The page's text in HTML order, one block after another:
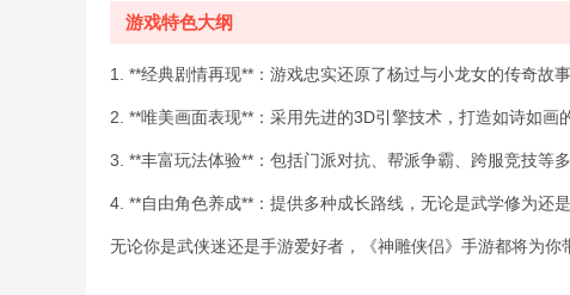
游戏特色大纲
1. **经典剧情再现**：游戏忠实还原了杨过与小龙女的传奇故
2. **唯美画面表现**：采用先进的3D引擎技术，打造如诗如画
3. **丰富玩法体验**：包括门派对抗、帮派争霸、跨服竞技等
4. **自由角色养成**：提供多种成长路线，无论是武学修为还
无论你是武侠迷还是手游爱好者，《神雕侠侣》手游都将为